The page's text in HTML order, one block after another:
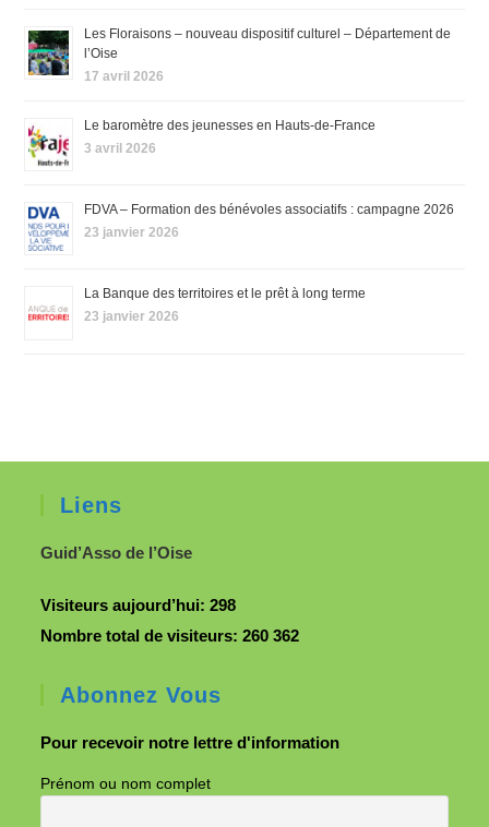
Les Floraisons – nouveau dispositif culturel – Département de
l’Oise
17 avril 2026
Le baromètre des jeunesses en Hauts-de-France
3 avril 2026
FDVA – Formation des bénévoles associatifs : campagne 2026
23 janvier 2026
La Banque des territoires et le prêt à long terme
23 janvier 2026
Liens
Guid’Asso de l’Oise
Visiteurs aujourd’hui:298
Nombre total de visiteurs:260 362
Abonnez Vous
Pour recevoir notre lettre d'information
Prénom ou nom complet